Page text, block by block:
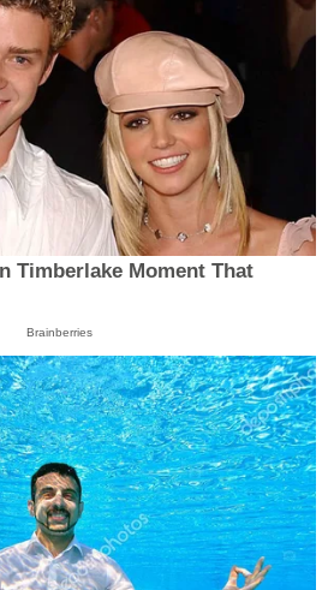
Timberlake Moment That
Brainberries